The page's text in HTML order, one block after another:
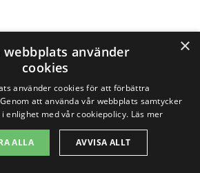
×
webbplats använder
cookies
använder cookies för att förbättra
att använda vår webbplats samtycker
enlighet med vår cookiepolicy. Läs mer
ALLA AVVISA ALLT